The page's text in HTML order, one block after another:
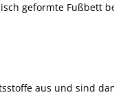
geformte Fußbett
aus und sind